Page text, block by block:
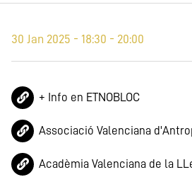
30 Jan 2025 - 18:30 - 20:00
+ Info en ETNOBLOC
Associació Valenciana
Acadèmia Valenciana de la